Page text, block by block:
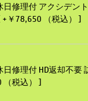
日修理付 アクシデン
+￥78,650 （税込） ]
日修理付 HD返却不要
（税込） ]